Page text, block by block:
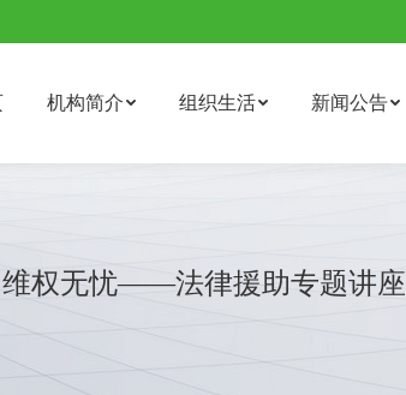
机构简介 组织生活 新闻公告
维权无忧——法律援助专题讲座